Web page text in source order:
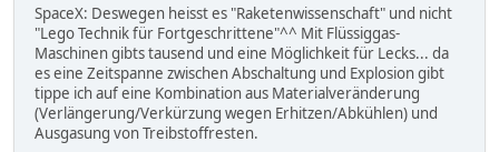
SpaceX: Deswegen heisst es "Raketenwissenschaft" und nicht
"Lego Technik für Fortgeschrittene"^^ Mit Flüssiggas-
Maschinen gibts tausend und eine Möglichkeit für Lecks... da
es eine Zeitspanne zwischen Abschaltung und Explosion gibt
tippe ich auf eine Kombination aus Materialveränderung
(Verlängerung/Verkürzung wegen Erhitzen/Abkühlen) und
Ausgasung von Treibstoffresten.